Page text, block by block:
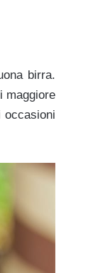
birra.
maggiore
occasioni